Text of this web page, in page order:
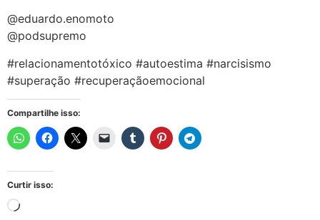
@eduardo.enomoto
@podsupremo
#relacionamentotóxico #autoestima #narcisismo
#superação #recuperaçãoemocional
Compartilhe isso:
Curtir isso: